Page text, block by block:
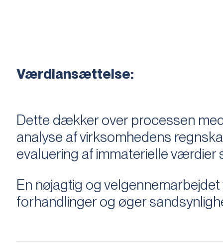
Værdiansættelse:
Dette dækker over processen
analyse af virksomhedens
evaluering af immaterielle
En nøjagtig og
forhandlinger og øger